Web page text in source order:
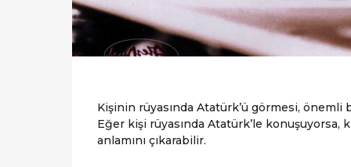
Kişinin rüyasında Atatürk’ü görmesi,
Eğer kişi rüyasında Atatürk’le
anlamını çıkarabilir.